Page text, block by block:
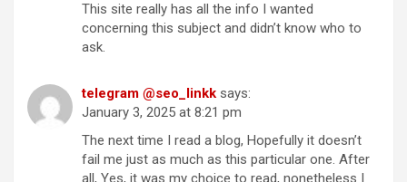
This site really has all the info I wanted
concerning this subject and didn’t know who to
ask.
telegram @seo_linkk says:
January 3, 2025 at 8:21 pm
The next time I read a blog, Hopefully it doesn’t
fail me just as much as this particular one. After
all, Yes, it was my choice to read, nonetheless I